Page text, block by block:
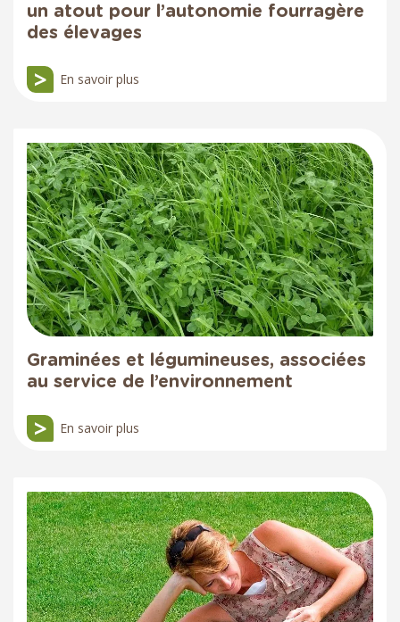
un atout pour l’autonomie fourragère
des élevages
En savoir plus
Graminées et légumineuses, associées
au service de l’environnement
En savoir plus